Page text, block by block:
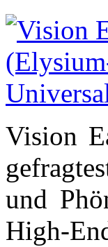
Vision
und
High-